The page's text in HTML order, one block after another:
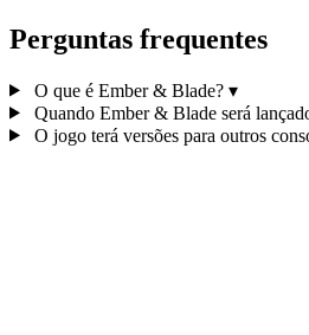
Perguntas frequentes
O que é Ember & Blade? ▾
Quando Ember & Blade será
O jogo terá versões para outros